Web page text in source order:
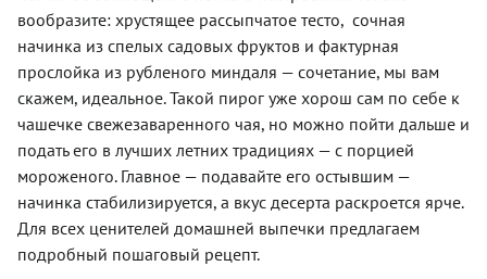
вообразите: хрустящее рассыпчатое тесто, сочная
начинка из спелых садовых фруктов и фактурная
прослойка из рубленого миндаля — сочетание, мы вам
скажем, идеальное. Такой пирог уже хорош сам по себе к
чашечке свежезаваренного чая, но можно пойти дальше и
подать его в лучших летних традициях — с порцией
мороженого. Главное — подавайте его остывшим —
начинка стабилизируется, а вкус десерта раскроется ярче.
Для всех ценителей домашней выпечки предлагаем
подробный пошаговый рецепт.